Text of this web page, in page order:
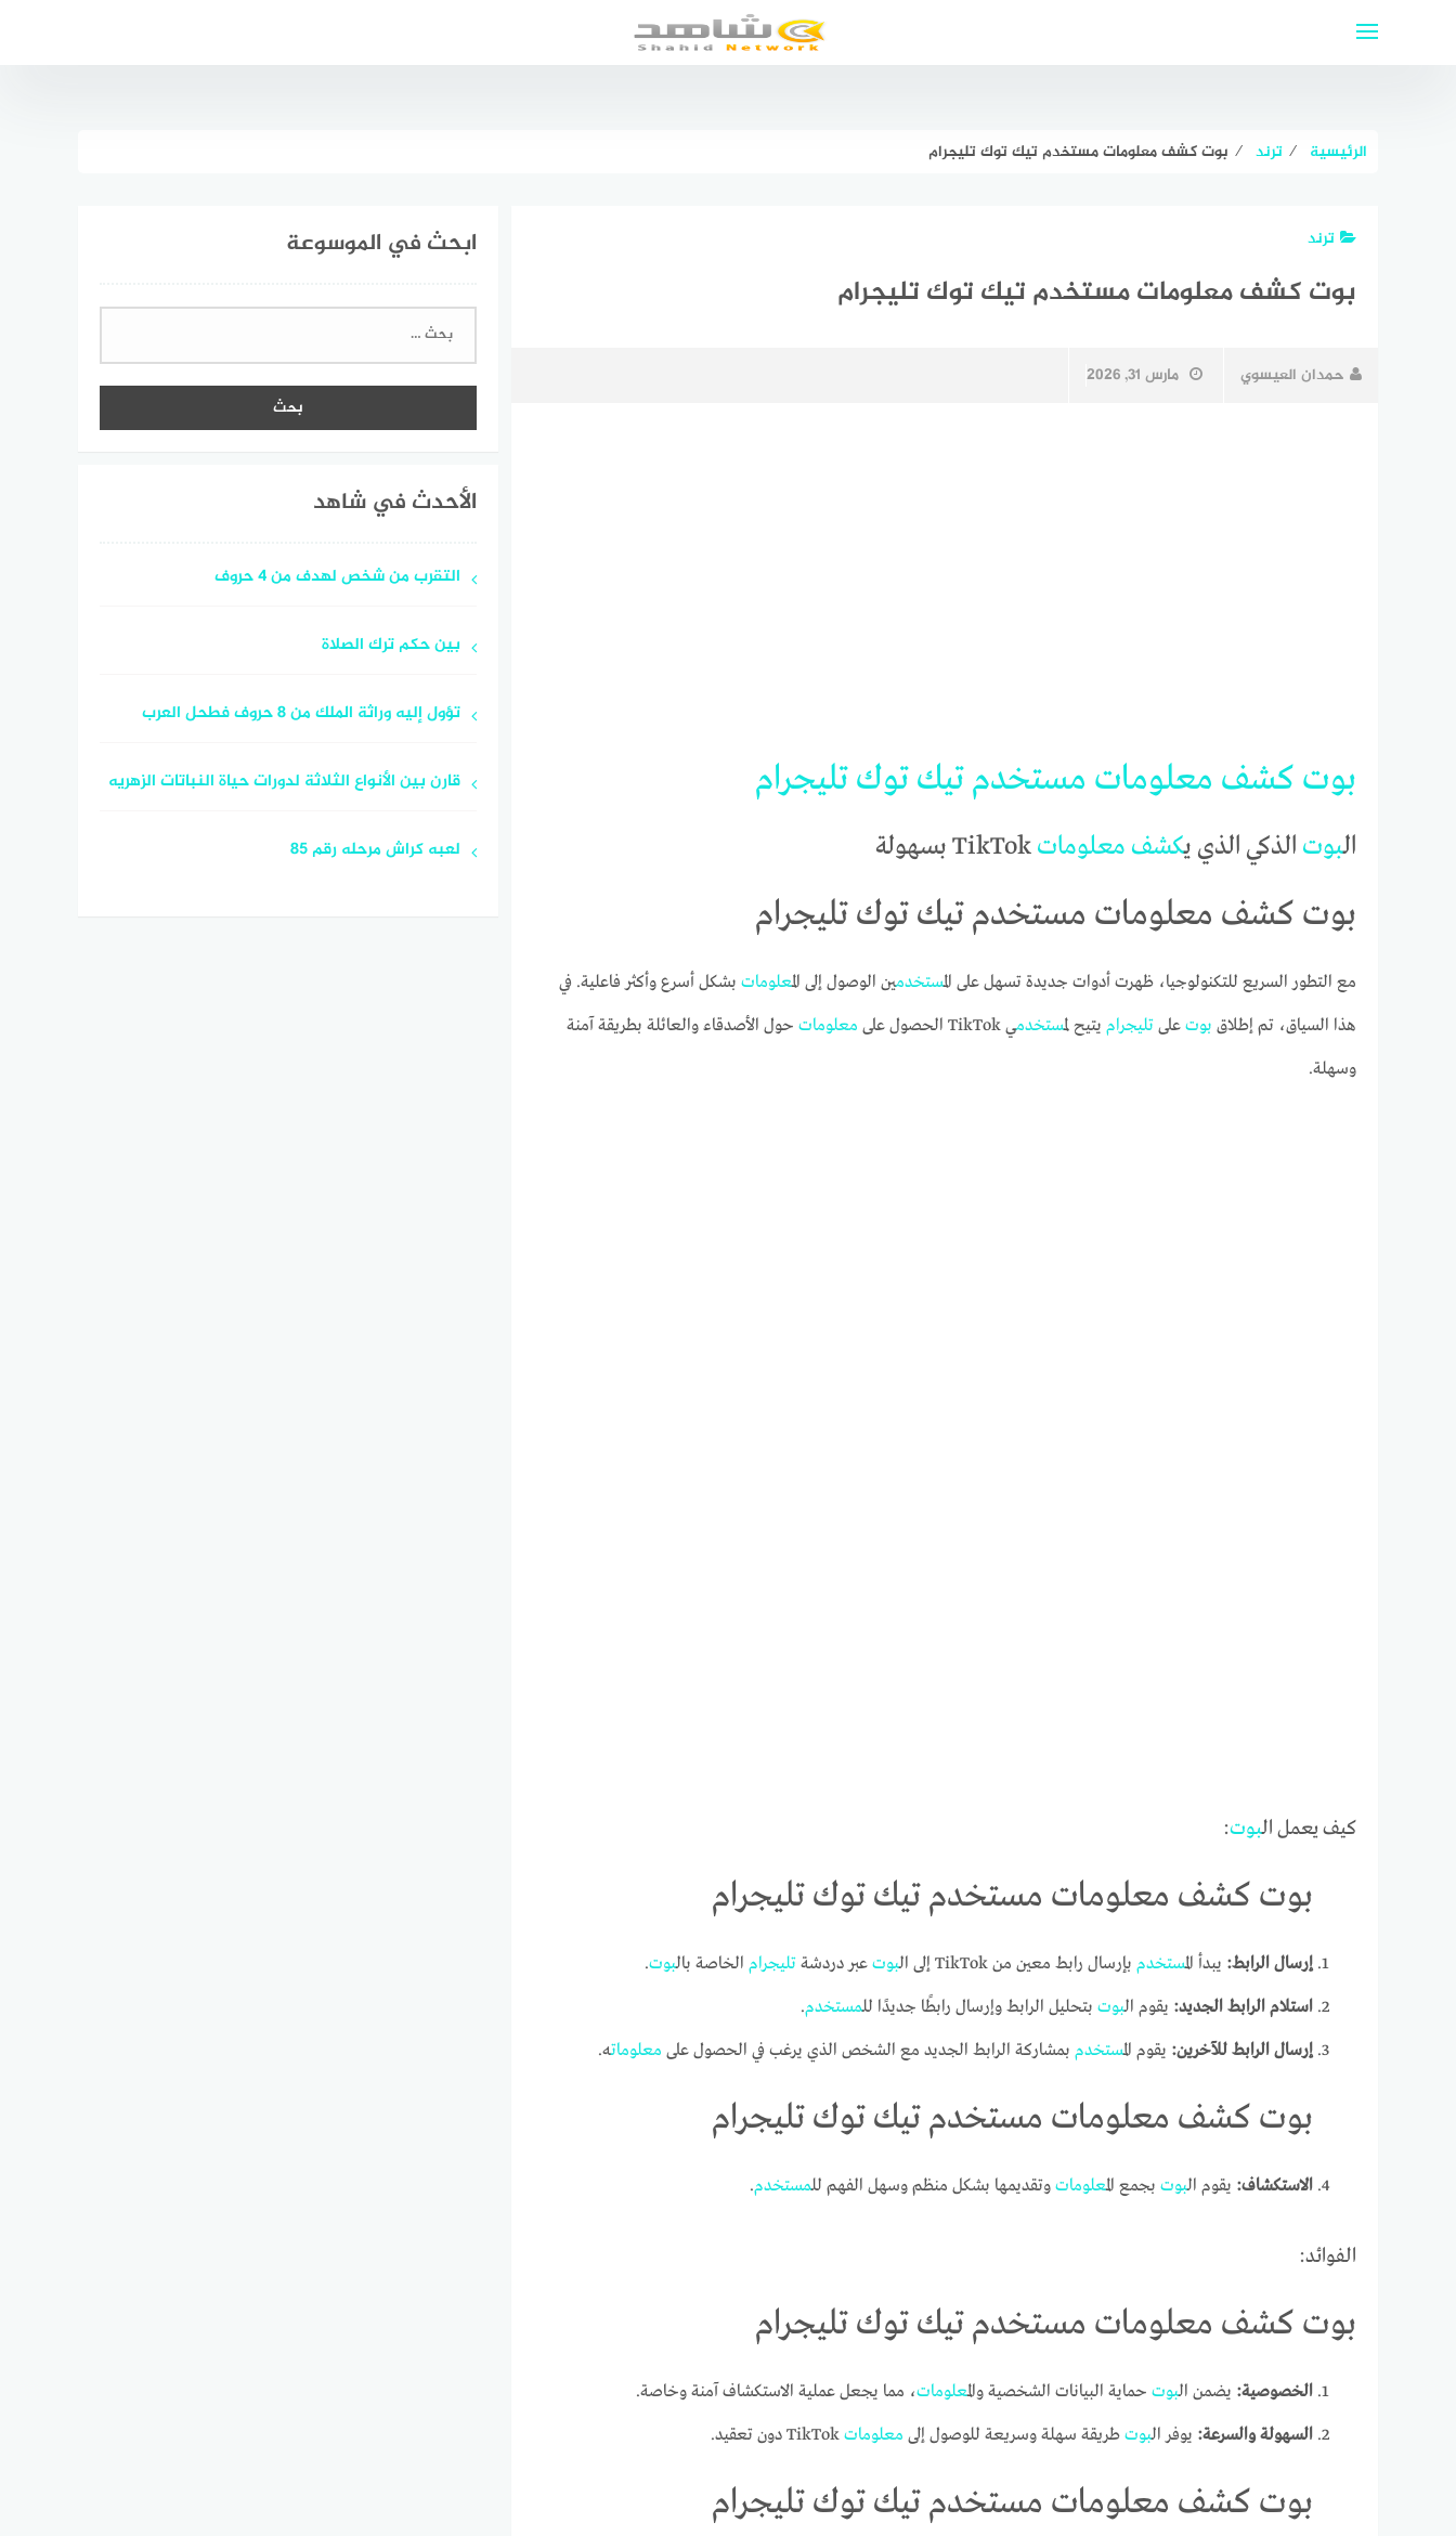
الرئيسية ⁄ ترند ⁄ بوت كشف معلومات مستخدم تيك توك تليجرام
ترند
بوت كشف معلومات مستخدم تيك توك تليجرام
حمدان العيسوي مارس 31, 2026
بوت كشف معلومات مستخدمتيكتوكتليجرام
البوت الذكي الذي يكشف معلومات
بوت كشف معلومات مستخدم تيك توك تليجرام
مع التطور السريع للتكنولوجيا، ظهرت أدوات جديدة تسهل على المستخدمين الوصول إلى المعلومات بشكل أسرع وأكثر فاعلية. في
هذا السياق، تم إطلاق بوت على تليجرام يتيح لمستخدمي TikTok الحصول على معلومات حول الأصدقاء والعائلة بطريقة آمنة
وسهلة.
كيف يعمل البوت:
بوت كشف معلومات مستخدم تيك توك تليجرام
إرسال الرابط: يبدأ المستخدم بإرسال رابط معين من TikTok إلى ال بوت عبر دردشة تليجرام الخاصة بالبوت.
استلام الرابط الجديد: يقوم البوت بتحليل الرابط وإرسال رابطًا جديدًا للمستخدم.
إرسال الرابط للآخرين: يقوم المستخدم بمشاركة الرابط الجديد مع الشخص الذي يرغب في الحصول على معلوماته.
بوت كشف معلومات مستخدم تيك توك تليجرام
الاستكشاف: يقوم البوت بجمع المعلومات وتقديمها بشكل منظم وسهل الفهم للمستخدم.
الفوائد:
بوت كشف معلومات مستخدم تيك توك تليجرام
الخصوصية: يضمن البوت حماية البيانات الشخصية والمعلومات، مما يجعل عملية الاستكشاف آمنة وخاصة.
السهولة والسرعة: يوفر البوت طريقة سهلة وسريعة للوصول إلى معلومات
بوت كشف معلومات مستخدم تيك توك تليجرام
ابحث في الموسوعة
البحث
الأحدث في شاهد
التقرب من شخص لهدف من 4 حروف
بين حكم ترك الصلاة
تؤول إليه وراثة الملك من 8 حروف فطحل العرب
قارن بين الأنواع الثلاثة لدورات حياة النباتات الزهريه
لعبه كراش مرحله رقم 85